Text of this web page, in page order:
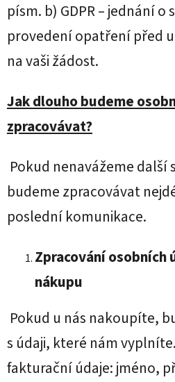
písm. b) GDPR – jednání o
provedení opatření před
na vaši žádost.
Jak dlouho budeme
zpracovávat?
Pokud nenavážeme další
budeme zpracovávat
poslední komunikace.
Zpracování osobních
nákupu
Pokud u nás nakoupíte,
s údaji, které nám
fakturační údaje: jméno,